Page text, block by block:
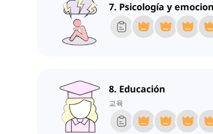
7. Psicología y
8. Educación
교육